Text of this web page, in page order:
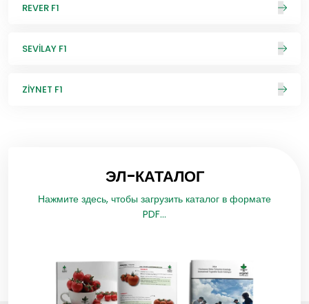
REVER F1
SEVİLAY F1
ZİYNET F1
ЭЛ-КАТАЛОГ
Нажмите здесь, чтобы загрузить каталог в формате
PDF...